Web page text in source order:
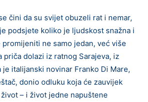
čini da su svijet obuzeli rat i nemar,
podsjete koliko je ljudskost snažna i
ne samo jedan, već više
priča dolazi iz ratnog Sarajeva, iz
je italijanski novinar Franko Di Mare,
donio odluku koja će zauvijek
– i život jedne napuštene